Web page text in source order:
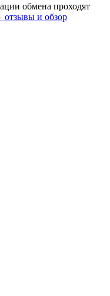
обмена проходят
отзывы и обзор